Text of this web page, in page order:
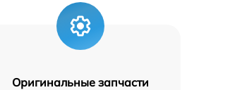
Оригинальные запчасти